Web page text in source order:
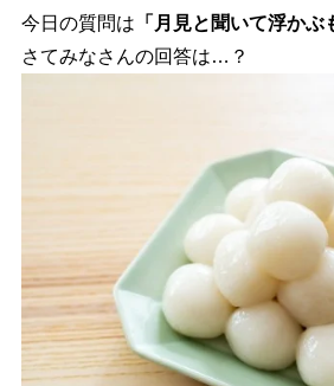
今日の質問は 「月見と聞いて浮かぶ
さてみなさんの回答は…？